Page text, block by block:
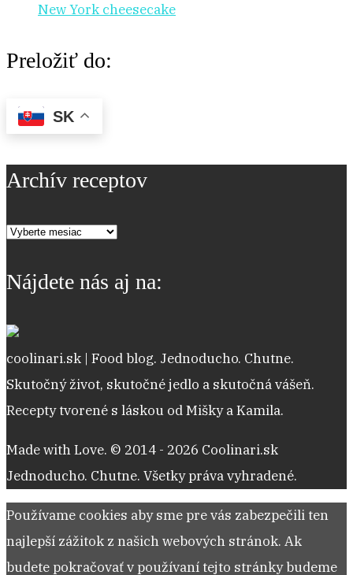
New York cheesecake
Preložiť do:
SK
Archív receptov
Archív
Nájdete nás aj na:
coolinari.sk | Food blog. Jednoducho. Chutne.
Skutočný život, skutočné jedlo a skutočná vášeň.
Recepty tvorené s láskou od Mišky a Kamila.
Made with Love. © 2014 - 2026 Coolinari.sk
Jednoducho. Chutne. Všetky práva vyhradené.
Používame cookies aby sme pre vás zabezpečili ten
najlepší zážitok z našich webových stránok. Ak
budete pokračovať v používaní tejto stránky budeme